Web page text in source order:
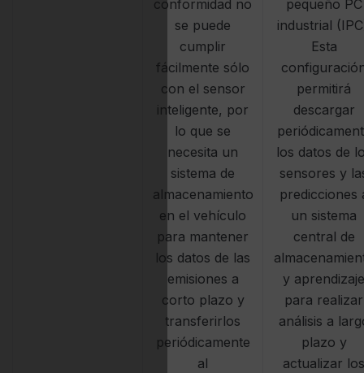
conformidad no
se puede
cumplir
fácilmente sólo
con el sensor
inteligente, por
lo que se
necesita un
sistema de
almacenamiento
en el vehículo
para mantener
los datos de las
emisiones a
corto plazo y
transferirlos
periódicamente
al
pequeño PC
industrial
Esta
permitirá
descargar
los datos de
sensores y
predicciones
un sistema
central de
y aprendizaje
para realizar
análisis a
plazo y
actualizar los